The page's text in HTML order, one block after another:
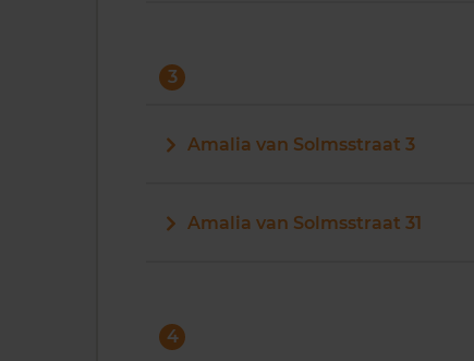
3
Amalia van Solmsstraat 3
Amalia van Solmsstraat 31
4